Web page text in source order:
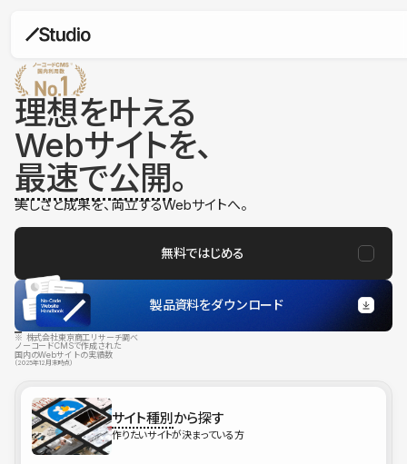
理想を叶える
Webサイトを、
最速で公開。
美しさと成果を、両立するWebサイトへ。
無料ではじめる
製品資料をダウンロード
※ 株式会社東京商工リサーチ調べ
ノーコードCMSで作成された
国内のWebサイトの実績数
（2025年12月末時点）
サイト種別から探す
作りたいサイトが決まっている方